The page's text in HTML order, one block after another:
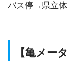
バス停→県立
【亀メー